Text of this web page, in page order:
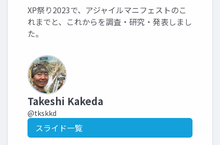
XP祭り2023で、アジャイルマニフェストのこ
れまでと、これからを調査・研究・発表しまし
た。
Takeshi Kakeda
@tkskkd
スライド一覧